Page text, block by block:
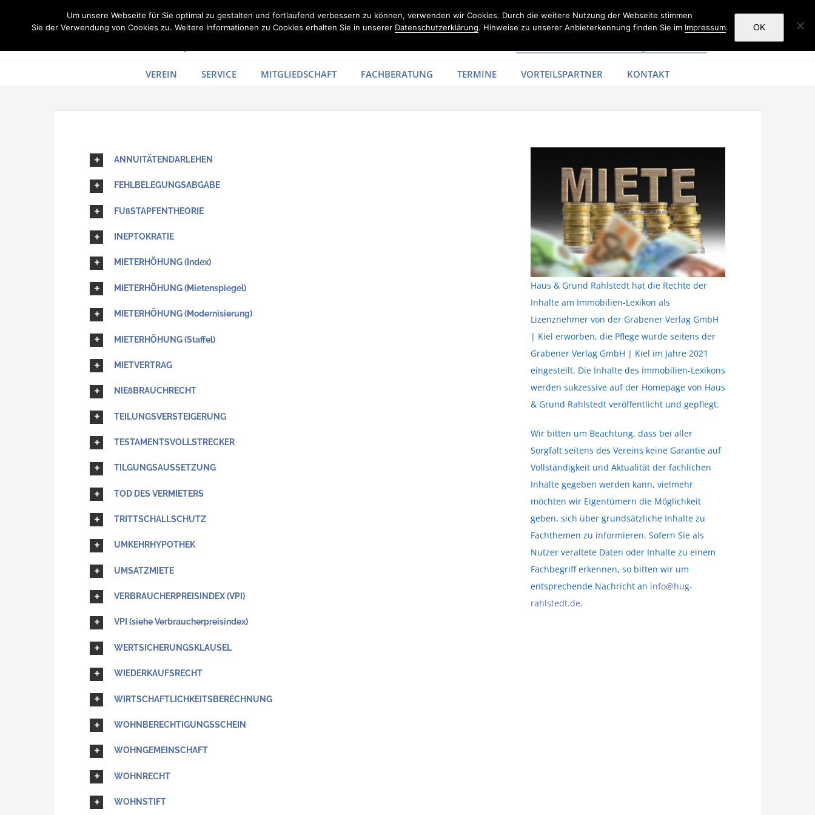
VEREIN SERVICE MITGLIEDSCHAFT FACHBERATUNG TERMINE VORTEILSPARTNER KONTAKT
ANNUITÄTENDARLEHEN
FEHLBELEGUNGSABGABE
FUßSTAPFENTHEORIE
INEPTOKRATIE
MIETERHÖHUNG (Index)
MIETERHÖHUNG (Mietenspiegel)
MIETERHÖHUNG (Modernisierung)
MIETERHÖHUNG (Staffel)
MIETVERTRAG
NIEßBRAUCHRECHT
TEILUNGSVERSTEIGERUNG
TESTAMENTSVOLLSTRECKER
TILGUNGSAUSSETZUNG
TOD DES VERMIETERS
TRITTSCHALLSCHUTZ
UMKEHRHYPOTHEK
UMSATZMIETE
VERBRAUCHERPREISINDEX (VPI)
VPI (siehe Verbraucherpreisindex)
WERTSICHERUNGSKLAUSEL
WIEDERKAUFSRECHT
WIRTSCHAFTLICHKEITSBERECHNUNG
WOHNBERECHTIGUNGSSCHEIN
WOHNGEMEINSCHAFT
WOHNRECHT
WOHNSTIFT
Haus & Grund Rahlstedt hat die Rechte der
Inhalte am Immobilien-Lexikon als
Lizenznehmer von der Grabener Verlag GmbH
| Kiel erworben, die Pflege wurde seitens der
Grabener Verlag GmbH | Kiel im Jahre 2021
eingestellt. Die Inhalte des Immobilien-Lexikons
werden sukzessive auf der Homepage von Haus
& Grund Rahlstedt veröffentlicht und gepflegt.
Wir bitten um Beachtung, dass bei aller
Sorgfalt seitens des Vereins keine Garantie auf
Vollständigkeit und Aktualität der fachlichen
Inhalte gegeben werden kann, vielmehr
möchten wir Eigentümern die Möglichkeit
geben, sich über grundsätzliche Inhalte zu
Fachthemen zu informieren. Sofern Sie als
Nutzer veraltete Daten oder Inhalte zu einem
Fachbegriff erkennen, so bitten wir um
entsprechende Nachricht an info@hug-
rahlstedt.de.
Um unsere Webseite für Sie optimal zu gestalten und fortlaufend verbessern zu können, verwenden wir Cookies. Durch die weitere Nutzung der Webseite stimmen
Sie der Verwendung von Cookies zu. Weitere Informationen zu Cookies erhalten Sie in unserer Datenschutzerklärung. Hinweise zu unserer Anbieterkennung finden Sie im Impressum. OK